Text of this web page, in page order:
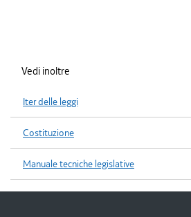
Vedi inoltre
Iter delle leggi
Costituzione
Manuale tecniche legislative